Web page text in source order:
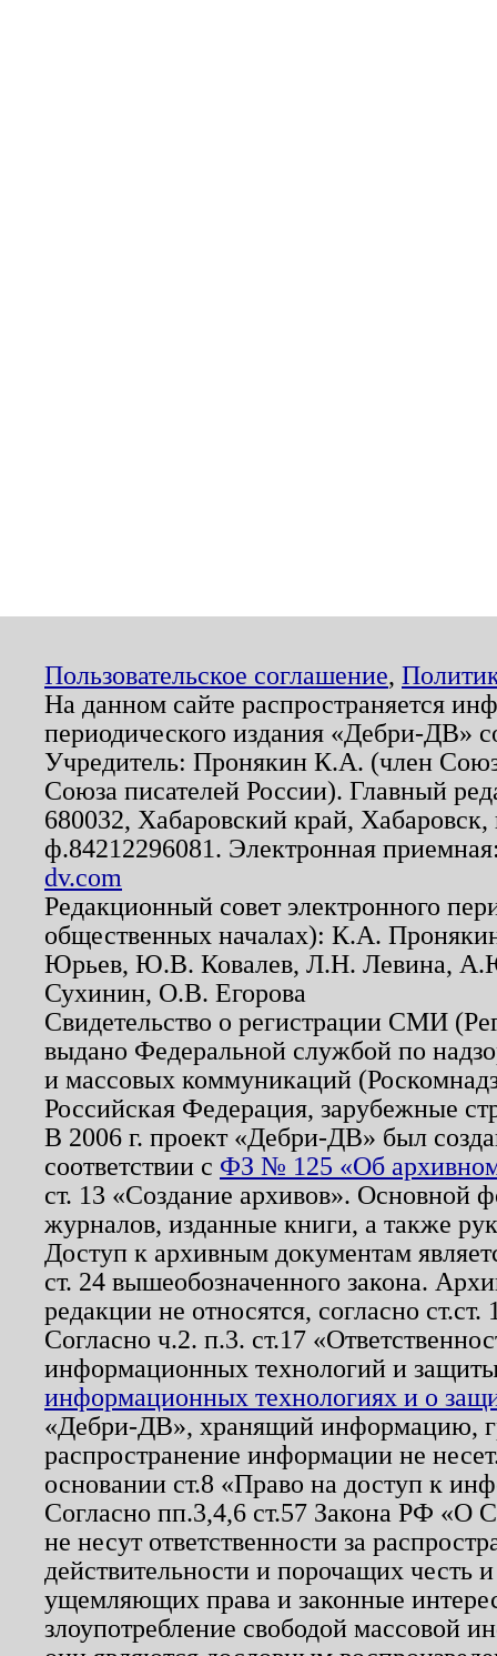
Пользовательское соглашение,
На данном сайте распространяется
периодического издания «Дебри-ДВ»
Учредитель: Пронякин К.А. (член
Союза писателей России). Главный
680032, Хабаровский край,
ф.84212296081. Электронная
dv.com
Редакционный совет электронного
общественных началах): К.А.
Юрьев, Ю.В. Ковалев, Л.Н. Левина,
Сухинин, О.В. Егорова
Свидетельство о регистрации СМИ
выдано Федеральной службой по
и массовых коммуникаций
Российская Федерация, зарубежные
В 2006 г. проект «Дебри-ДВ» был
соответствии с ФЗ № 125 «Об
ст. 13 «Создание архивов». Основной
журналов, изданные книги, а также
Доступ к архивным документам
ст. 24 вышеобозначенного закона.
редакции не относятся, согласно
Согласно ч.2. п.3. ст.17
информационных технологий и
информационных технологиях и о
«Дебри-ДВ», хранящий информацию,
распространение информации не
основании ст.8 «Право на доступ к
Согласно пп.3,4,6 ст.57 Закона РФ «О
не несут ответственности за
действительности и порочащих честь
ущемляющих права и законные
злоупотребление свободой массовой